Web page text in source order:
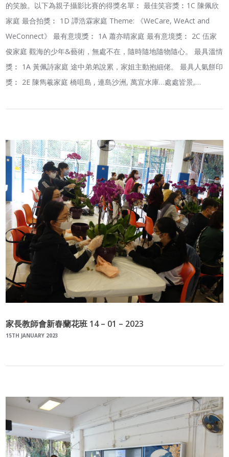
的笑臉。以下為親子攝影比賽的得獎名單︰ 最佳笑容獎︰1C 陳佩欣
家庭 最合拍獎︰ 1D 譚浩霖家庭 Theme: 《WeCare, WeAct and
WeConnect》 最有意境獎︰ 1A 蕭亦晴家庭 最有意境獎︰ 2C 伍家
俊家庭 觀海的少年&藝術，無處不在，隨時隨地隨物隨心。 最具溫情
獎︰ 1A 黃佩詩家庭 途中弟弟說累，家姐主動抱細佬。 最具人氣餅印
獎︰ 2E 陳雋羲家庭 橋咀島 , 連島沙洲, 萬宜水庫…處處皆景,…
家長教師會新春蘭花班 14 – 01 – 2023
15TH JANUARY 2023